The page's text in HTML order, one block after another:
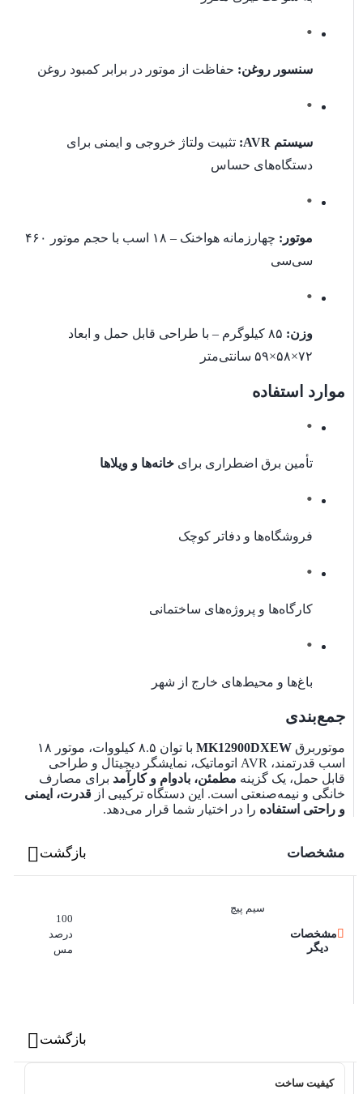
کارگاه‌ها و پروژه‌های ساختمانی
باغ‌ها و محیط‌های خارج از شهر
موتوربرق
گزینهمطمئن، بادوام و کارآمدبرای مصارف خانگی و نیمه‌صنعتی
است. این دستگاه ترکیبی از
اختیار شما قرار می‌دهد.
سنسور روغن: حفاظت از موتور در برابر کمبود روغن
سیستم AVR:
تثبیت ولتاژ خروجی و ایمنی برای
دستگاه‌های حساس
موتور:
چهارزمانه هواخنک – ۱۸ اسب با حجم موتور ۴۶۰
سی‌سی
وزن:
۸۵ کیلوگرم – با طراحی قابل حمل و ابعاد
۷۲×۵۸×۵۹ سانتی‌متر
موارد استفاده
تأمین برق اضطراری برای خانه‌ها و ویلاها
فروشگاه‌ها و دفاتر کوچک
کارگاه‌ها و پروژه‌های ساختمانی
باغ‌ها و محیط‌های خارج از شهر
جمع‌بندی
موتوربرق MK12900DXEW
با توان ۸.۵ کیلووات، موتور ۱۸
اسب قدرتمند، AVR اتوماتیک، نمایشگر دیجیتال و طراحی
قابل حمل، یک گزینه مطمئن، بادوام و کارآمد برای مصارف
خانگی و نیمه‌صنعتی است. این دستگاه ترکیبی از قدرت، ایمنی
و راحتی استفاده را در اختیار شما قرار می‌دهد.
مشخصات بازگشت
مشخصات
دیگر
سیم پیچ
100
درصد
مس
بازگشت
کیفیت ساخت